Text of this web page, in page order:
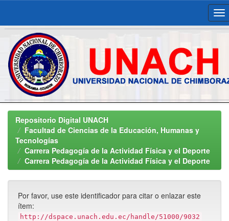
Skip
navigationRepositorio Digital UNACH
Facultad de Ciencias de la Educación, Humanas y
Tecnologías
Carrera Pedagogía de la Actividad Física y el Deporte
Carrera Pedagogía de la Actividad Física y el Deporte
Por favor, use este identificador para citar o enlazar este
ítem:
http://dspace.unach.edu.ec/handle/51000/9032